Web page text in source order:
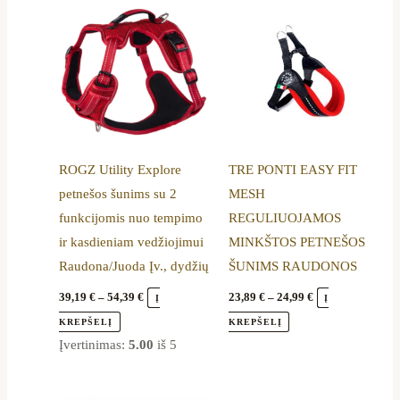
ROGZ Utility Explore
petnešos šunims su 2
funkcijomis nuo tempimo
ir kasdieniam vedžiojimui
Raudona/Juoda Įv., dydžių
39,19€ – 54,39€
range:
39,19 €
through
54,39 €
Į
KREPŠELĮ
This
product
has
multiple
variants.
The
may
be
chosen
on
the
product
Įvertinimas:5.00 iš 5
TRE PONTI EASY FIT
MESH
REGULIUOJAMOS
MINKŠTOS PETNEŠOS
ŠUNIMS RAUDONOS
23,89 € – 24,99 €
24,99 €
Į
KREPŠELĮ
product
has
multiple
variants.
may
chosen
on
the
product